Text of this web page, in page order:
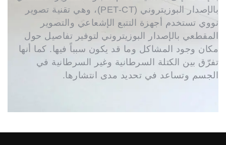
بالإصدار البوزيتروني (PET-CT)، وهي تقنية تصوير
نووي تستخدم أجهزة التتبع الإشعاعي والتصوير
المقطعي بالإصدار البوزيتروني لتوفير تفاصيل حول
مكان وجود المشاكل وما قد يكون سبباً فيها. كما أنها
تفرّق بين الكتلة السرطانية وغير السرطانية في
الجسم وتساعد في تحديد مدى انتشارها.